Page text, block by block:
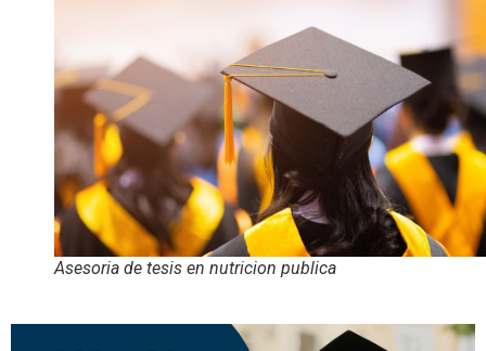
Asesoria de tesis en nutricion publica